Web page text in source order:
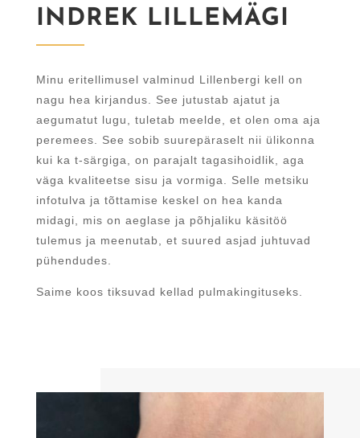
INDREK LILLEMÄGI
Minu eritellimusel valminud Lillenbergi kell on
nagu hea kirjandus. See jutustab ajatut ja
aegumatut lugu, tuletab meelde, et olen oma aja
peremees. See sobib suurepäraselt nii ülikonna
kui ka t-särgiga, on parajalt tagasihoidlik, aga
väga kvaliteetse sisu ja vormiga. Selle metsiku
infotulva ja tõttamise keskel on hea kanda
midagi, mis on aeglase ja põhjaliku käsitöö
tulemus ja meenutab, et suured asjad juhtuvad
pühendudes.
Saime koos tiksuvad kellad pulmakingituseks.